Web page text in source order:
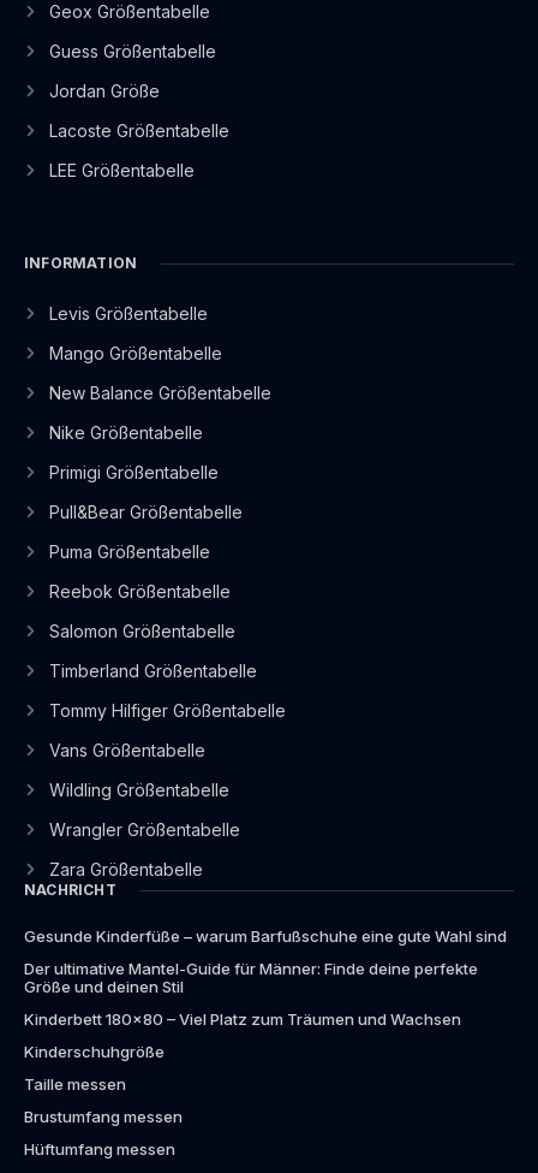
Geox Größentabelle
Guess Größentabelle
Jordan Größe
Lacoste Größentabelle
LEE Größentabelle
INFORMATION
Levis Größentabelle
Mango Größentabelle
New Balance Größentabelle
Nike Größentabelle
Primigi Größentabelle
Pull&Bear Größentabelle
Puma Größentabelle
Reebok Größentabelle
Salomon Größentabelle
Timberland Größentabelle
Tommy Hilfiger Größentabelle
Vans Größentabelle
Wildling Größentabelle
Wrangler Größentabelle
Zara Größentabelle
NACHRICHT
Gesunde Kinderfüße – warum Barfußschuhe eine gute Wahl sind
Der ultimative Mantel-Guide für Männer: Finde deine perfekte
Größe und deinen Stil
Kinderbett 180×80 – Viel Platz zum Träumen und Wachsen
Kinderschuhgröße
Taille messen
Brustumfang messen
Hüftumfang messen